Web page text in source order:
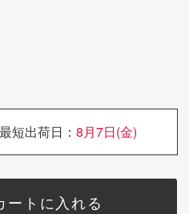
短出荷日： 8月7日(金)
ートに入れる